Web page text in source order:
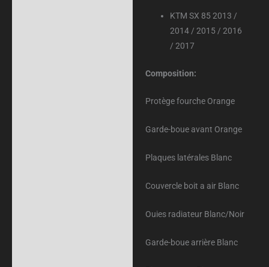
KTM SX 85 2013 /
2014 / 2015 / 2016
/ 2017
Composition:
Protège fourche Orange
Garde-boue avant Orange
Plaques latérales Blanc
Couvercle boit a air Blanc
Ouies radiateur Blanc/Noir
Garde-boue arrière Blanc